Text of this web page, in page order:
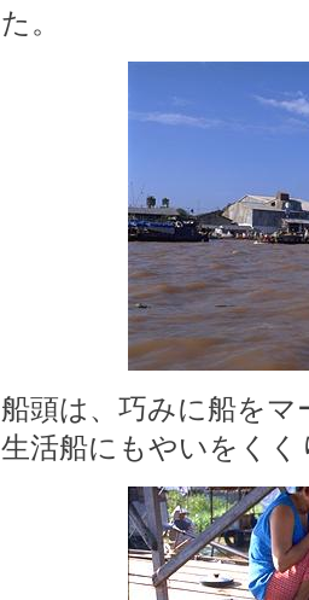
た。
船頭は、巧みに船を
生活船にもやいをくく